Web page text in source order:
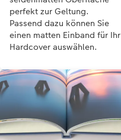
perfekt zur Geltung.
Passend dazu können Sie
einen matten Einband für Ihr
Hardcover auswählen.